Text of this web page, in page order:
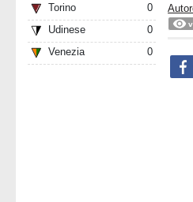
Torino
0
Udinese
0
Venezia
0